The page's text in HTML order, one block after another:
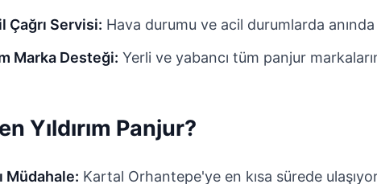
Çağrı Servisi: Hava durumu ve acil durumlarda
Marka Desteği: Yerli ve yabancı tüm panjur
Yıldırım Panjur?
Müdahale: Kartal Orhantepe'ye en kısa sürede